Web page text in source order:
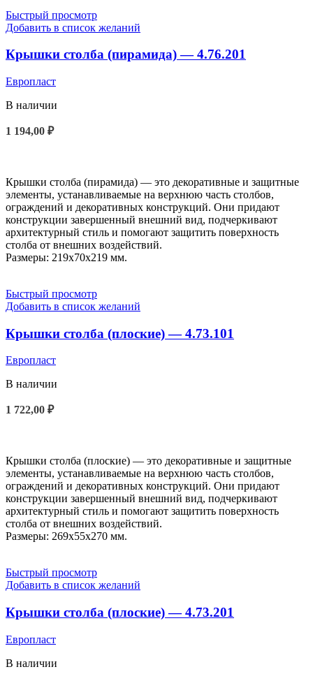
Быстрый просмотр
Добавить в список желаний
Крышки столба (пирамида) — 4.76.201
Европласт
В наличии
1 194,00 ₽
Крышки столба (пирамида) — это декоративные и защитные
элементы, устанавливаемые на верхнюю часть столбов,
ограждений и декоративных конструкций. Они придают
конструкции завершенный внешний вид, подчеркивают
архитектурный стиль и помогают защитить поверхность
столба от внешних воздействий.
Размеры: 219x70x219 мм.
Быстрый просмотр
Добавить в список желаний
Крышки столба (плоские) — 4.73.101
Европласт
В наличии
1 722,00 ₽
Крышки столба (плоские) — это декоративные и защитные
элементы, устанавливаемые на верхнюю часть столбов,
ограждений и декоративных конструкций. Они придают
конструкции завершенный внешний вид, подчеркивают
архитектурный стиль и помогают защитить поверхность
столба от внешних воздействий.
Размеры: 269x55x270 мм.
Быстрый просмотр
Добавить в список желаний
Крышки столба (плоские) — 4.73.201
Европласт
В наличии